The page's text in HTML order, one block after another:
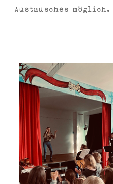
Austausches möglich.